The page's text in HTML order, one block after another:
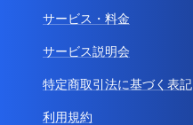
サービス・料金
サービス説明会
特定商取引法に基づく表記
利用規約